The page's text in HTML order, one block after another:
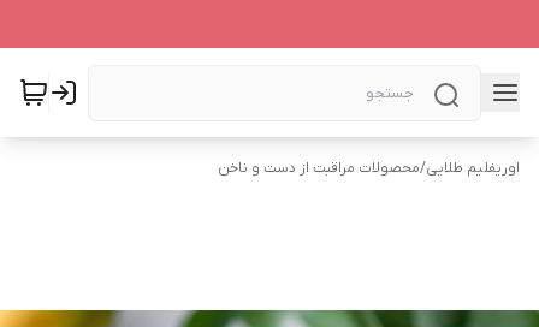
اوریفلیم طلایی/محصولات مراقبت از دست و ناخن